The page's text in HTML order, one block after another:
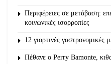
Περιφέρειες σε μετάβαση:
κοινωνικές ισορροπίες
12 γιορτινές γαστρονομικές
Πέθανε ο Perry Bamonte,